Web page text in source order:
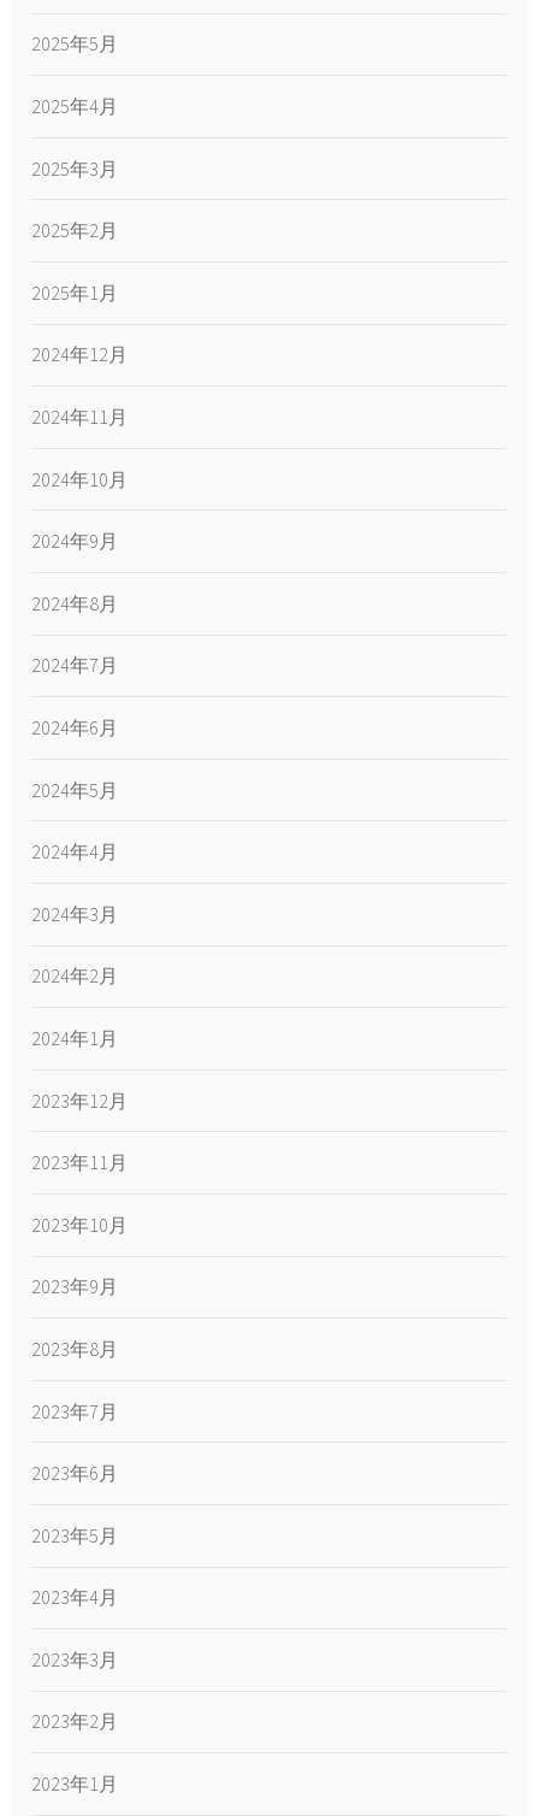
2025年5月
2025年4月
2025年3月
2025年2月
2025年1月
2024年12月
2024年11月
2024年10月
2024年9月
2024年8月
2024年7月
2024年6月
2024年5月
2024年4月
2024年3月
2024年2月
2024年1月
2023年12月
2023年11月
2023年10月
2023年9月
2023年8月
2023年7月
2023年6月
2023年5月
2023年4月
2023年3月
2023年2月
2023年1月